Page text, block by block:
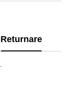
Returnare